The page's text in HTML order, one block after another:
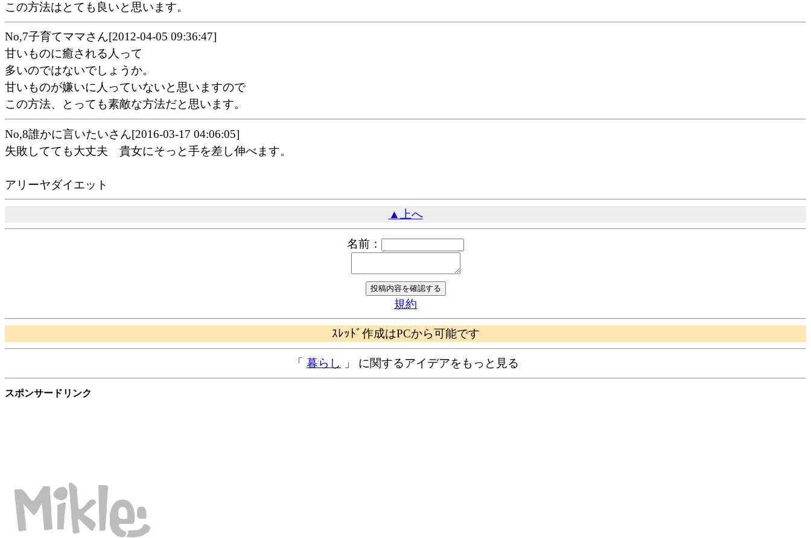
この方法はとても良いと思います。
No,7子育てママさん[2012-04-05 09:36:47]
甘いものに癒される人って
多いのではないでしょうか。
甘いものが嫌いに人っていないと思いますので
この方法、とっても素敵な方法だと思います。
No,8誰かに言いたいさん[2016-03-17 04:06:05]
失敗してても大丈夫 貴女にそっと手を差し伸べます。
アリーヤダイエット
▲上へ
名前：
規約
ｽﾚｯﾄﾞ作成はPCから可能です
「 暮らし 」 に関するアイデアをもっと見る
スポンサードリンク